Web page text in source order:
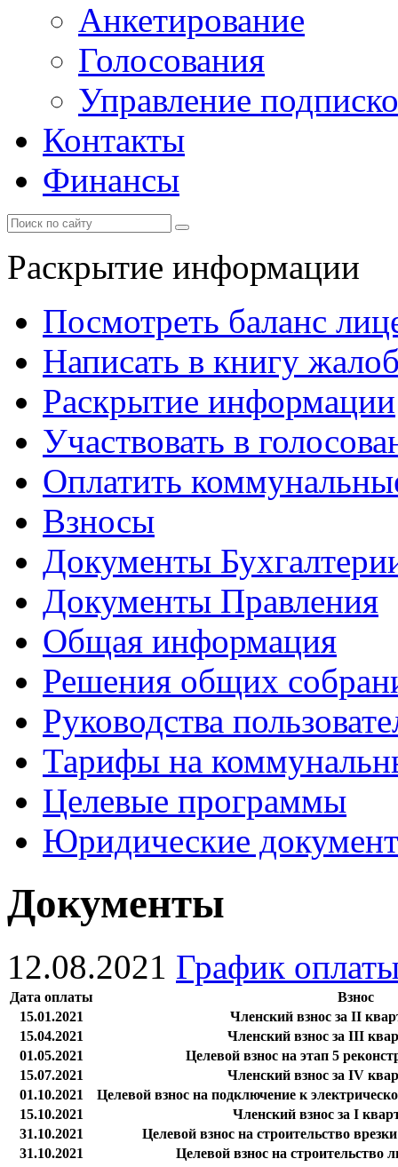
Анкетирование
Голосования
Управление
Контакты
Финансы
Раскрытие информации
Посмотреть баланс
Написать в книгу
Раскрытие информации
Участвовать в
Оплатить
Взносы
Документы
Документы Правления
Общая информация
Решения общих
Руководства
Тарифы на
Целевые программы
Юридические
Документы
12.08.2021 График
Дата оплаты
Взнос
15.01.2021
Членский взнос за II
15.04.2021
Членский взнос за III
01.05.2021
Целевой взнос на этап 5
15.07.2021
Членский взнос за IV
01.10.2021
Целевой взнос на подключение к
15.10.2021
Членский взнос за I
31.10.2021
Целевой взнос на строительство
31.10.2021
Целевой взнос на строительство